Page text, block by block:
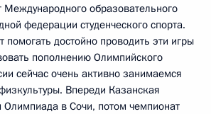
Международного образовательного
федерации студенческого спорта.
помогать достойно проводить эти игры
пополнению Олимпийского
сейчас очень активно занимаемся
Впереди Казанская
Олимпиада в Сочи, потом чемпионат